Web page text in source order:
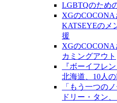
LGBTQのため
XGの
KATSEYEのメ
援
XGの
カミングアウト
『ボーイフレ
北海道、10人
「もう一つの
ドリー・タン